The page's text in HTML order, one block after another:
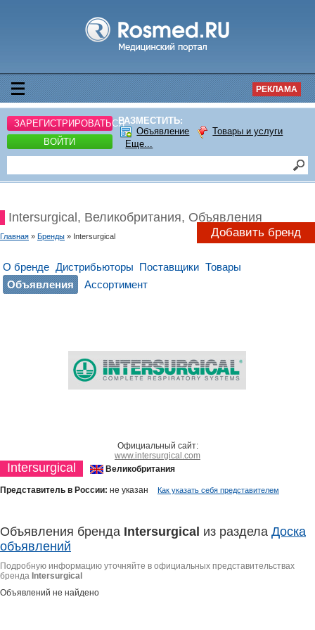
РЕКЛАМА
ЗАРЕГИСТРИРОВАТЬСЯ
ВОЙТИ
РАЗМЕСТИТЬ:
Объявление
Товары и услуги
Еще...
Intersurgical, Великобритания, Объявления
Главная » Бренды » Intersurgical Добавить бренд
О бренде Дистрибьюторы Поставщики Товары
Объявления
Ассортимент
Официальный сайт:
www.intersurgical.com
Intersurgical Великобритания
Представитель в России: не указан Как указать себя представителем
Объявления бренда Intersurgical из раздела Доска
объявлений
Подробную информацию уточняйте в официальных представительствах
бренда Intersurgical
Объявлений не найдено